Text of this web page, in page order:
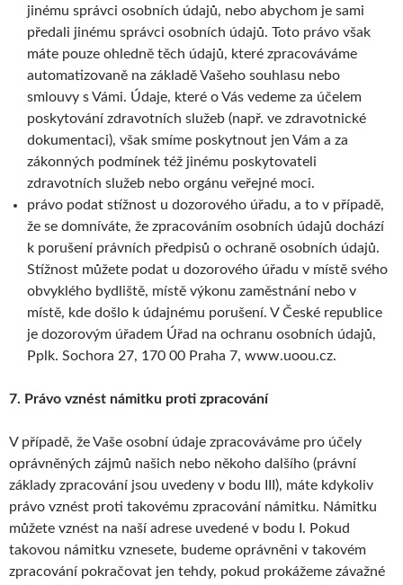
jinému správci osobních údajů, nebo abychom je sami
předali jinému správci osobních údajů. Toto právo však
máte pouze ohledně těch údajů, které zpracováváme
automatizovaně na základě Vašeho souhlasu nebo
smlouvy s Vámi. Údaje, které o Vás vedeme za účelem
poskytování zdravotních služeb (např. ve zdravotnické
dokumentaci), však smíme poskytnout jen Vám a za
zákonných podmínek též jinému poskytovateli
zdravotních služeb nebo orgánu veřejné moci.
právo podat stížnost u dozorového úřadu, a to v případě,
že se domníváte, že zpracováním osobních údajů dochází
k porušení právních předpisů o ochraně osobních údajů.
Stížnost můžete podat u dozorového úřadu v místě svého
obvyklého bydliště, místě výkonu zaměstnání nebo v
místě, kde došlo k údajnému porušení. V České republice
je dozorovým úřadem Úřad na ochranu osobních údajů,
Pplk. Sochora 27, 170 00 Praha 7, www.uoou.cz.
7. Právo vznést námitku proti zpracování
V případě, že Vaše osobní údaje zpracováváme pro účely
oprávněných zájmů našich nebo někoho dalšího (právní
základy zpracování jsou uvedeny v bodu III), máte kdykoliv
právo vznést proti takovému zpracování námitku. Námitku
můžete vznést na naší adrese uvedené v bodu I. Pokud
takovou námitku vznesete, budeme oprávněni v takovém
zpracování pokračovat jen tehdy, pokud prokážeme závažné